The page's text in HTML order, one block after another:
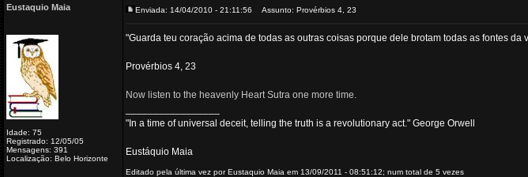
Eustaquio Maia
Idade: 75
Registrado: 12/05/05
Mensagens: 391
Localização: Belo Horizonte
Enviada: 14/04/2010 - 21:11:56 Assunto: Provérbios 4, 23
"Guarda teu coração acima de todas as outras coisas porque dele brotam todas as fontes da
Provérbios 4, 23
Now listen to the heavenly Heart Sutra one more time.
"In a time of universal deceit, telling the truth is a revolutionary act." George Orwell
Eustáquio Maia
Editado pela última vez por Eustaquio Maia em 13/09/2011 - 08:51:12; num total de 5 vezes